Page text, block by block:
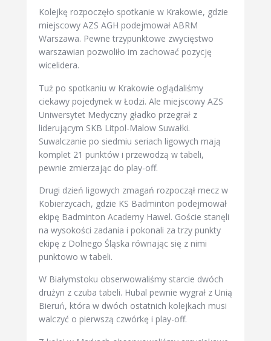
Kolejkę rozpoczęło spotkanie w Krakowie, gdzie
miejscowy AZS AGH podejmował ABRM
Warszawa. Pewne trzypunktowe zwycięstwo
warszawian pozwoliło im zachować pozycję
wicelidera.
Tuż po spotkaniu w Krakowie oglądaliśmy
ciekawy pojedynek w Łodzi. Ale miejscowy AZS
Uniwersytet Medyczny gładko przegrał z
liderującym SKB Litpol-Malow Suwałki.
Suwalczanie po siedmiu seriach ligowych mają
komplet 21 punktów i przewodzą w tabeli,
pewnie zmierzając do play-off.
Drugi dzień ligowych zmagań rozpoczął mecz w
Kobierzycach, gdzie KS Badminton podejmował
ekipę Badminton Academy Hawel. Goście stanęli
na wysokości zadania i pokonali za trzy punkty
ekipę z Dolnego Śląska równając się z nimi
punktowo w tabeli.
W Białymstoku obserwowaliśmy starcie dwóch
drużyn z czuba tabeli. Hubal pewnie wygrał z Unią
Bieruń, która w dwóch ostatnich kolejkach musi
walczyć o pierwszą czwórkę i play-off.